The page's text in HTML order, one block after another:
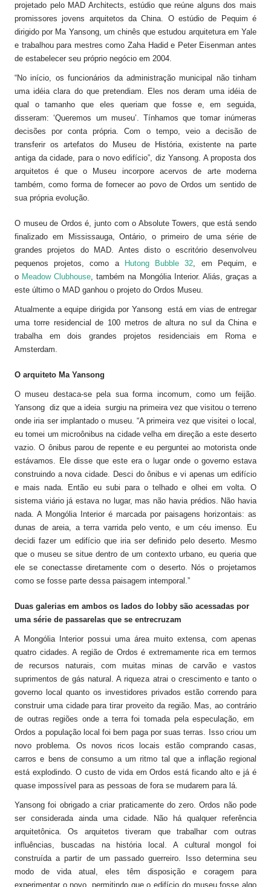
projetado pelo MAD Architects, estúdio que reúne alguns dos mais
promissores jovens arquitetos da China. O estúdio de Pequim é
dirigido por Ma Yansong, um chinês que estudou arquitetura em Yale
e trabalhou para mestres como Zaha Hadid e Peter Eisenman antes
de estabelecer seu próprio negócio em 2004.
“No início, os funcionários da administração municipal não tinham
uma idéia clara do que pretendiam. Eles nos deram uma idéia de
qual o tamanho que eles queriam que fosse e, em seguida,
disseram: ‘Queremos um museu’. Tínhamos que tomar inúmeras
decisões por conta própria. Com o tempo, veio a decisão de
transferir os artefatos do Museu de História, existente na parte
antiga da cidade, para o novo edifício”, diz Yansong. A proposta dos
arquitetos é que o Museu incorpore acervos de arte moderna
também, como forma de fornecer ao povo de Ordos um sentido de
sua própria evolução.
O museu de Ordos é, junto com o Absolute Towers, que está sendo
finalizado em Mississauga, Ontário, o primeiro de uma série de
grandes projetos do MAD. Antes disto o escritório desenvolveu
pequenos projetos, como a
Hutong Bubble 32, em Pequim, e
o Meadow Clubhouse, também na Mongólia Interior. Aliás, graças a
este último o MAD ganhou o projeto do Ordos Museu.
Atualmente a equipe dirigida por Yansong está em vias de entregar
uma torre residencial de 100 metros de altura no sul da China e
trabalha em dois grandes projetos residenciais em Roma e
Amsterdam.
O arquiteto Ma Yansong
O museu destaca-se pela sua forma incomum, como um feijão.
Yansong diz que a ideia surgiu na primeira vez que visitou o terreno
onde iria ser implantado o museu. “A primeira vez que visitei o local,
eu tomei um microônibus na cidade velha em direção a este deserto
vazio. O ônibus parou de repente e eu perguntei ao motorista onde
estávamos. Ele disse que este era o lugar onde o governo estava
construindo a nova cidade. Desci do ônibus e vi apenas um edifício
e mais nada. Então eu subi para o telhado e olhei em volta. O
sistema viário já estava no lugar, mas não havia prédios. Não havia
nada. A Mongólia Interior é marcada por paisagens horizontais: as
dunas de areia, a terra varrida pelo vento, e um céu imenso. Eu
decidi fazer um edifício que iria ser definido pelo deserto. Mesmo
que o museu se situe dentro de um contexto urbano, eu queria que
ele se conectasse diretamente com o deserto. Nós o projetamos
como se fosse parte dessa paisagem intemporal.”
Duas galerias em ambos os lados do lobby são acessadas por
uma série de passarelas que se entrecruzam
A Mongólia Interior possui uma área muito extensa, com apenas
quatro cidades. A região de Ordos é extremamente rica em termos
de recursos naturais, com muitas minas de carvão e vastos
suprimentos de gás natural. A riqueza atrai o crescimento e tanto o
governo local quanto os investidores privados estão correndo para
construir uma cidade para tirar proveito da região. Mas, ao contrário
de outras regiões onde a terra foi tomada pela especulação, em
Ordos a população local foi bem paga por suas terras. Isso criou um
novo problema. Os novos ricos locais estão comprando casas,
carros e bens de consumo a um ritmo tal que a inflação regional
está explodindo. O custo de vida em Ordos está ficando alto e já é
quase impossível para as pessoas de fora se mudarem para lá.
Yansong foi obrigado a criar praticamente do zero. Ordos não pode
ser considerada ainda uma cidade. Não há qualquer referência
arquitetônica. Os arquitetos tiveram que trabalhar com outras
influências, buscadas na história local. A cultural mongol foi
construída a partir de um passado guerreiro. Isso determina seu
modo de vida atual, eles têm disposição e coragem para
experimentar o novo, permitindo que o edifício do museu fosse algo